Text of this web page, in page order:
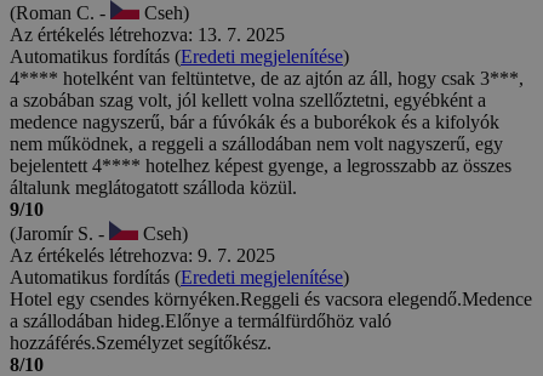
(Roman C. -
Cseh)
Az értékelés létrehozva: 13. 7. 2025
Automatikus fordítás (Eredeti megjelenítése)
4**** hotelként van feltüntetve, de az ajtón az áll, hogy csak 3***,
a szobában szag volt, jól kellett volna szellőztetni, egyébként a
medence nagyszerű, bár a fúvókák és a buborékok és a kifolyók
nem működnek, a reggeli a szállodában nem volt nagyszerű, egy
bejelentett 4**** hotelhez képest gyenge, a legrosszabb az összes
általunk meglátogatott szálloda közül.
9/10
(Jaromír S. -
Cseh)
Az értékelés létrehozva: 9. 7. 2025
Automatikus fordítás (Eredeti megjelenítése)
Hotel egy csendes környéken.Reggeli és vacsora elegendő.Medence
a szállodában hideg.Előnye a termálfürdőhöz való
hozzáférés.Személyzet segítőkész.
8/10